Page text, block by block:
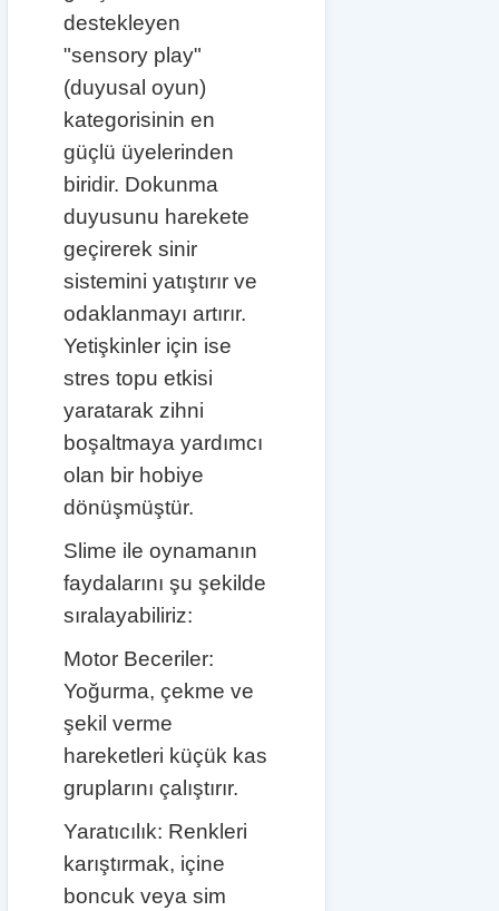
destekleyen
"sensory play"
(duyusal oyun)
kategorisinin en
güçlü üyelerinden
biridir. Dokunma
duyusunu harekete
geçirerek sinir
sistemini yatıştırır ve
odaklanmayı artırır.
Yetişkinler için ise
stres topu etkisi
yaratarak zihni
boşaltmaya yardımcı
olan bir hobiye
dönüşmüştür.
Slime ile oynamanın
faydalarını şu şekilde
sıralayabiliriz:
Motor Beceriler:
Yoğurma, çekme ve
şekil verme
hareketleri küçük kas
gruplarını çalıştırır.
Yaratıcılık: Renkleri
karıştırmak, içine
boncuk veya sim